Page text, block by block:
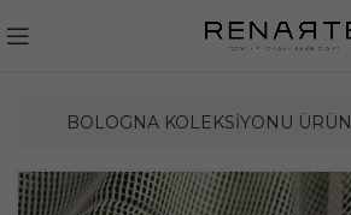
BOLOGNA KOLEKSIYONU ÜRÜN